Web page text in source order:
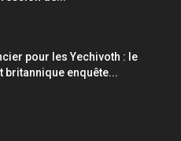
pour les Yechivoth : le
britannique enquête...